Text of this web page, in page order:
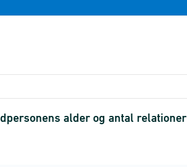
alder og antal relationer